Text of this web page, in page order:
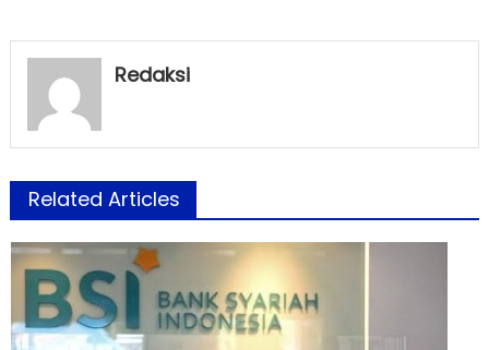
Redaksi
Related Articles